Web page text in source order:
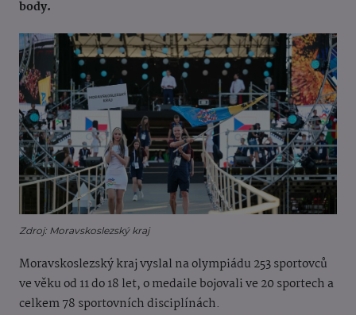
body.
Zdroj: Moravskoslezský kraj
Moravskoslezský kraj vyslal na olympiádu 253 sportovců
ve věku od 11 do 18 let, o medaile bojovali ve 20 sportech a
celkem 78 sportovních disciplínách.